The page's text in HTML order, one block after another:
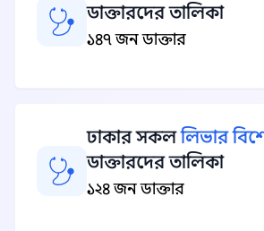
ডাক্তারদের তালিকা
১৪৭ জন ডাক্তার
ঢাকার সকললিভার
ডাক্তারদের তালিকা
১২৪ জন ডাক্তার